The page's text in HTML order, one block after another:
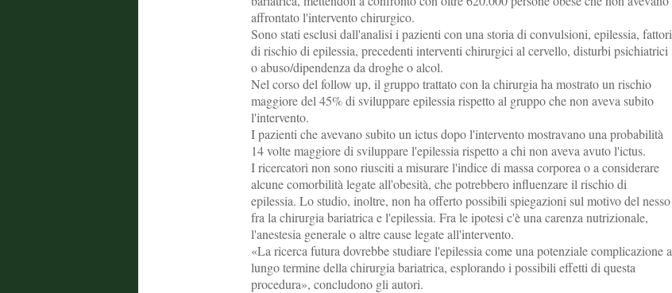
affrontato l'intervento chirurgico.
Sono stati esclusi dall'analisi i pazienti con una storia di convulsioni, epilessia, fattori
di rischio di epilessia, precedenti interventi chirurgici al cervello, disturbi psichiatrici
o abuso/dipendenza da droghe o alcol.
Nel corso del follow up, il gruppo trattato con la chirurgia ha mostrato un rischio
maggiore del 45% di sviluppare epilessia rispetto al gruppo che non aveva subito
l'intervento.
I pazienti che avevano subito un ictus dopo l'intervento mostravano una probabilità
14 volte maggiore di sviluppare l'epilessia rispetto a chi non aveva avuto l'ictus.
I ricercatori non sono riusciti a misurare l'indice di massa corporea o a considerare
alcune comorbilità legate all'obesità, che potrebbero influenzare il rischio di
epilessia. Lo studio, inoltre, non ha offerto possibili spiegazioni sul motivo del nesso
fra la chirurgia bariatrica e l'epilessia. Fra le ipotesi c'è una carenza nutrizionale,
l'anestesia generale o altre cause legate all'intervento.
«La ricerca futura dovrebbe studiare l'epilessia come una potenziale complicazione a
lungo termine della chirurgia bariatrica, esplorando i possibili effetti di questa
procedura», concludono gli autori.